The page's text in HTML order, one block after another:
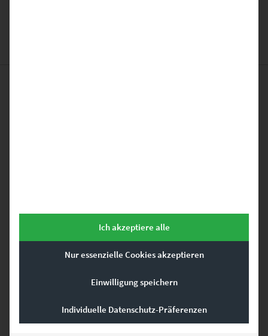
Ich akzeptiere alle
Nur essenzielle Cookies akzeptieren
Einwilligung speichern
Individuelle Datenschutz-Präferenzen